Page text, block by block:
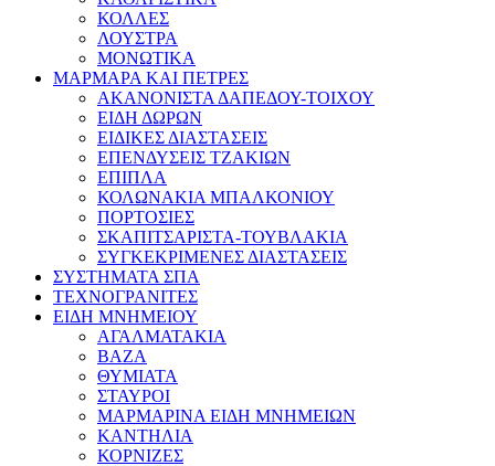
ΚΟΛΛΕΣ
ΛΟΥΣΤΡΑ
ΜΟΝΩΤΙΚΑ
ΜΑΡΜΑΡΑ ΚΑΙ ΠΕΤΡΕΣ
ΑΚΑΝΟΝΙΣΤΑ ΔΑΠΕΔΟΥ-ΤΟΙΧΟΥ
ΕΙΔΗ ΔΩΡΩΝ
ΕΙΔΙΚΕΣ ΔΙΑΣΤΑΣΕΙΣ
ΕΠΕΝΔΥΣΕΙΣ ΤΖΑΚΙΩΝ
ΕΠΙΠΛΑ
ΚΟΛΩΝΑΚΙΑ ΜΠΑΛΚΟΝΙΟΥ
ΠΟΡΤΟΣΙΕΣ
ΣΚΑΠΙΤΣΑΡΙΣΤΑ-ΤΟΥΒΛΑΚΙΑ
ΣΥΓΚΕΚΡΙΜΕΝΕΣ ΔΙΑΣΤΑΣΕΙΣ
ΣΥΣΤΗΜΑΤΑ ΣΠΑ
ΤΕΧΝΟΓΡΑΝΙΤΕΣ
ΕΙΔΗ ΜΝΗΜΕΙΟΥ
ΑΓΑΛΜΑΤΑΚΙΑ
ΒΑΖΑ
ΘΥΜΙΑΤΑ
ΣΤΑΥΡΟΙ
ΜΑΡΜΑΡΙΝΑ ΕΙΔΗ ΜΝΗΜΕΙΩΝ
ΚΑΝΤΗΛΙΑ
ΚΟΡΝΙΖΕΣ